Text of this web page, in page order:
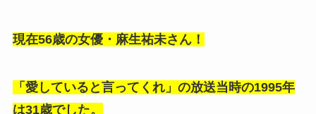
現在56歳の女優・麻生祐未さん！
「愛していると言ってくれ」の放送当時の1995年
は31歳でした。